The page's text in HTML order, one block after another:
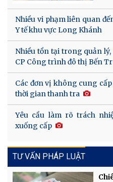
Nhiều vi phạm liên quan
Y tế khu vực Long Khánh
Nhiều tồn tại trong quản
CP Công trình đô thị Bến
Các đơn vị không cung cấp
thời gian thanh tra
Yêu cầu làm rõ trách
xuống cấp
TƯ VẤN PHÁP LUẬT